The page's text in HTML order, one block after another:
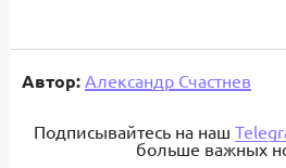
Автор: Александр Счастнев
Подписывайтесь на наш
больше важных